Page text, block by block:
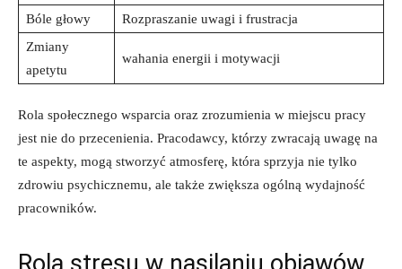
Bóle głowy
Rozpraszanie uwagi⁤ i frustracja
Zmiany
apetytu
wahania energii i ‌motywacji
Rola społecznego wsparcia ‌oraz zrozumienia w​ miejscu‍ pracy
jest nie ‌do przecenienia. Pracodawcy, ‌którzy zwracają uwagę na
te‍ aspekty, mogą ‌stworzyć atmosferę, która sprzyja ⁢nie tylko
zdrowiu psychicznemu, ale także zwiększa ogólną wydajność
‍pracowników.